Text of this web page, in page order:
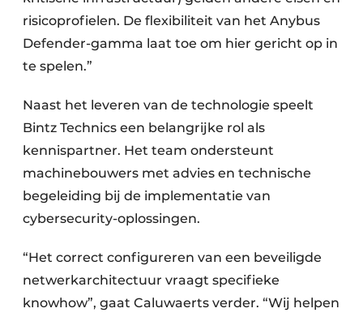
risicoprofielen. De flexibiliteit van het Anybus
Defender-gamma laat toe om hier gericht op in
te spelen.”
Naast het leveren van de technologie speelt
Bintz Technics een belangrijke rol als
kennispartner. Het team ondersteunt
machinebouwers met advies en technische
begeleiding bij de implementatie van
cybersecurity-oplossingen.
“Het correct configureren van een beveiligde
netwerkarchitectuur vraagt specifieke
knowhow”, gaat Caluwaerts verder. “Wij helpen